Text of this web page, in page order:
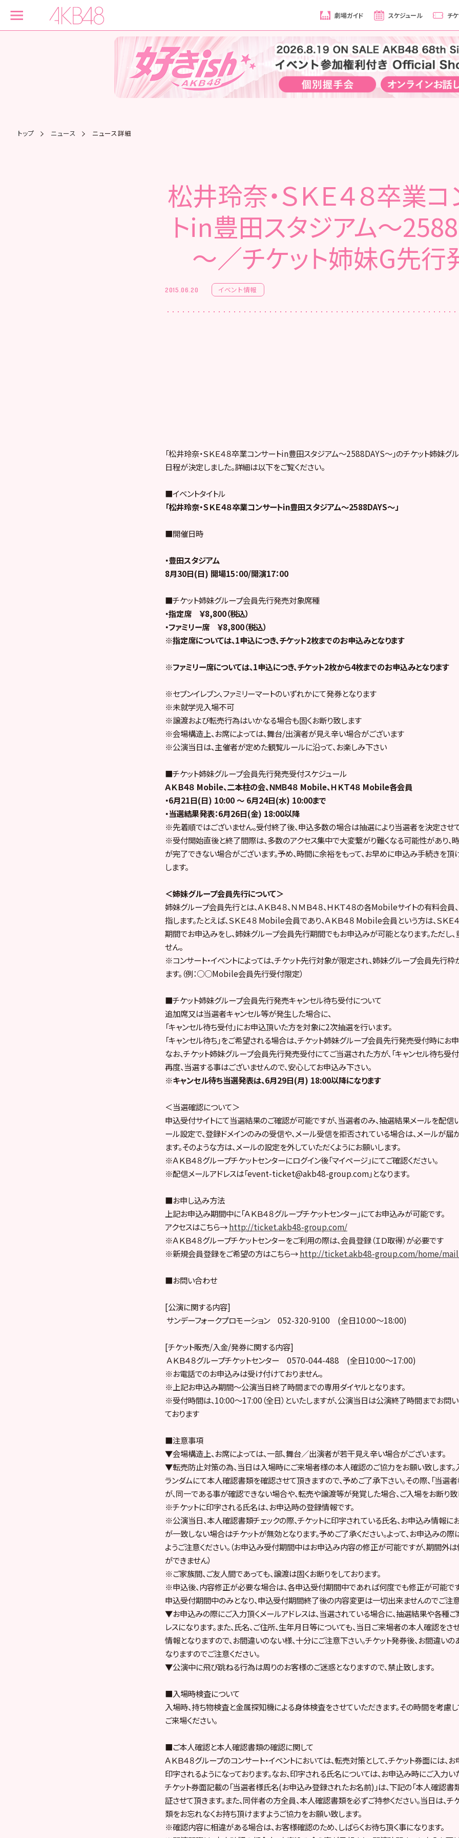
劇場ガイド スケジュール チ
トップ ニュース ニュース詳細
松井玲奈・ＳＫＥ４８卒業
トin豊田スタジアム～
～／チケット姉妹G先行
2015.06.20 イベント情報
「松井玲奈・ＳＫＥ４８卒業コンサートin豊田スタジアム～2588DAYS～」のチケット姉妹
日程が決定しました。詳細は以下をご覧ください。
■イベントタイトル
「松井玲奈・ＳＫＥ４８卒業コンサートin豊田スタジアム～2588DAYS～」
■開催日時
・豊田スタジアム
8月30日(日) 開場15：00/開演17：00
■チケット姉妹グループ会員先行発売対象席種
・指定席 ￥8,800（税込）
・ファミリー席 ￥8,800（税込）
※指定席については、1申込につき、チケット2枚までのお申込みとなります
※ファミリー席については、1申込につき、チケット2枚から4枚までのお申込みとなります
※セブンイレブン、ファミリーマートのいずれかにて発券となります
※未就学児入場不可
※譲渡および転売行為はいかなる場合も固くお断り致します
※会場構造上、お席によっては、舞台/出演者が見え辛い場合がございます
※公演当日は、主催者が定めた観覧ルールに沿って、お楽しみ下さい
■チケット姉妹グループ会員先行発売受付スケジュール
ＡＫＢ４８ Mobile、二本柱の会、ＮＭＢ４８ Mobile、ＨＫＴ４８ Mobile各会員
・6月21日(日) 10:00 ～ 6月24日(水) 10:00まで
・当選結果発表：6月26日(金) 18:00以降
※先着順ではございません。受付終了後、申込多数の場合は抽選により当選者を決定させて
※受付開始直後と終了間際は、多数のアクセス集中で大変繋がり難くなる可能性があり、
が完了できない場合がございます。予め、時間に余裕をもって、お早めに申込み手続きを頂
します。
＜姉妹グループ会員先行について＞
姉妹グループ会員先行とは、ＡＫＢ４８、ＮＭＢ４８、ＨＫＴ４８の各Mobileサイトの有料会
指します。たとえば、ＳＫＥ４８ Mobile会員であり、ＡＫＢ４８ Mobile会員という方は、ＳＫ
期間でお申込みをし、姉妹グループ会員先行期間でもお申込みが可能となります。ただし
せん。
※コンサート・イベントによっては、チケット先行対象が限定され、姉妹グループ会員先行
ます。（例：○○Mobile会員先行受付限定）
■チケット姉妹グループ会員先行発売キャンセル待ち受付について
追加席又は当選者キャンセル等が発生した場合に、
「キャンセル待ち受付」にお申込頂いた方を対象に2次抽選を行います。
「キャンセル待ち」をご希望される場合は、チケット姉妹グループ会員先行発売受付時にお申
なお、チケット姉妹グループ会員先行発売受付にてご当選された方が、「キャンセル待ち受付
再度、当選する事はございませんので、安心してお申込み下さい。
※キャンセル待ち当選発表は、6月29日(月) 18:00以降になります
＜当選確認について＞
申込受付サイトにて当選結果のご確認が可能ですが、当選者のみ、抽選結果メールを配信い
ール設定で、登録ドメインのみの受信や、メール受信を拒否されている場合は、メールが届
ます。そのような方は、メールの設定を外していただくようにお願いします。
※ＡＫＢ４８グループチケットセンターにログイン後「マイページ」にてご確認ください。
※配信メールアドレスは「event-ticket@akb48-group.com」となります。
■お申し込み方法
上記お申込み期間中に「ＡＫＢ４８グループチケットセンター」にてお申込みが可能です。
アクセスはこちら→http://ticket.akb48-group.com/
※ＡＫＢ４８グループチケットセンターをご利用の際は、会員登録（ＩＤ取得）が必要です
※新規会員登録をご希望の方はこちら→http://ticket.akb48-group.com/home/
■お問い合わせ
[公演に関する内容]
サンデーフォークプロモーション 052-320-9100 (全日10:00～18:00)
[チケット販売/入金/発券に関する内容]
ＡＫＢ４８グループチケットセンター 0570-044-488 (全日10:00～17:00)
※お電話でのお申込みは受け付けておりません。
※上記お申込み期間～公演当日終了時間までの専用ダイヤルとなります。
※受付時間は、10:00～17:00（全日）といたしますが、公演当日は公演終了時間までお問
ております
■注意事項
▼会場構造上、お席によっては、一部、舞台／出演者が若干見え辛い場合がございます。
▼転売防止対策の為、当日は入場時にご来場者様の本人確認のご協力をお願い致します。
ランダムにて本人確認書類を確認させて頂きますので、予めご了承下さい。その際、「当選者
が、同一である事が確認できない場合や、転売や譲渡等が発覚した場合、ご入場をお断り致
※チケットに印字される氏名は、お申込時の登録情報です。
※公演当日、本人確認書類チェックの際、チケットに印字されている氏名、お申込み情報に
が一致しない場合はチケットが無効となります。予めご了承ください。よって、お申込みの際
ようご注意ください。（お申込み受付期間中はお申込み内容の修正が可能ですが、期間外
ができません）
※ご家族間、ご友人間であっても、譲渡は固くお断りをしております。
※申込後、内容修正が必要な場合は、各申込受付期間中であれば何度でも修正が可能で
申込受付期間中のみとなり、申込受付期間終了後の内容変更は一切出来ませんのでご注意
▼お申込みの際にご入力頂くメールアドレスは、当選されている場合に、抽選結果や各種
レスになります。また、氏名、ご住所、生年月日等についても、当日ご来場者の本人確認をさ
情報となりますので、お間違いのない様、十分にご注意下さい。チケット発券後、お間違い
なりますのでご注意ください。
▼公演中に飛び跳ねる行為は周りのお客様のご迷惑となりますので、禁止致します。
■入場時検査について
入場時、持ち物検査と金属探知機による身体検査をさせていただきます。その時間を考慮し
ご来場ください。
■ご本人確認と本人確認書類の確認に関して
ＡＫＢ４８グループのコンサート・イベントにおいては、転売対策として、チケット券面には、
印字されるようになっております。なお、印字される氏名については、お申込み時にご入力い
チケット券面記載の「当選者様氏名(お申込み登録されたお名前)」は、下記の「本人確認書
証させて頂きます。また、同伴者の方全員、本人確認書類を必ずご持参ください。当日は、チ
類をお忘れなくお持ち頂けますようご協力をお願い致します。
※確認内容に相違がある場合は、お客様確認のため、しばらくお待ち頂く事になります。